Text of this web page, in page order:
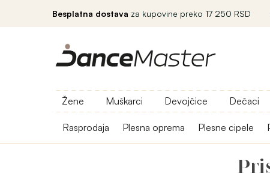
Besplatna dostava za kupovine preko 17 250 RSD
Žene Muškarci Devojčice Dečaci
Rasprodaja Plesna oprema Plesne cipele